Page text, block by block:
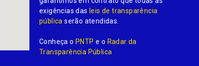
exigências dasleis de transparência
pública serão atendidas.
Conheça oPNTP e o Radar da
Transparência Pública